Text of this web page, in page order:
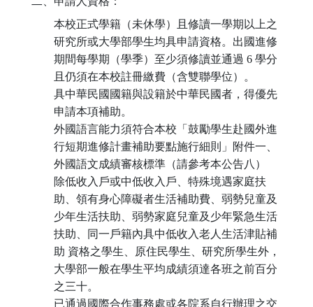
本校正式學籍（未休學）且修讀一學期以上之
研究所或大學部學生均具申請資格。出國進修
期間每學期（學季）至少須修讀並通過 6 學分
且仍須在本校註冊繳費（含雙聯學位）。
具中華民國國籍與設籍於中華民國者，得優先
申請本項補助。
外國語言能力須符合本校「鼓勵學生赴國外進
行短期進修計畫補助要點施行細則」附件一、
外國語文成績審核標準（請參考本公告八）
除低收入戶或中低收入戶、特殊境遇家庭扶
助、領有身心障礙者生活補助費、弱勢兒童及
少年生活扶助、弱勢家庭兒童及少年緊急生活
扶助、同一戶籍內具中低收入老人生活津貼補
助 資格之學生、原住民學生、研究所學生外，
大學部一般在學生平均成績須達各班之前百分
之三十。
已通過國際合作事務處或各院系自行辦理之交